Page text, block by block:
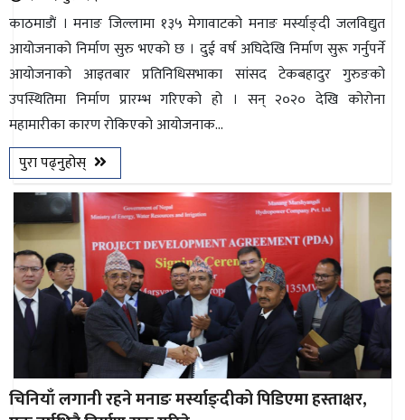
काठमाडाैं । मनाङ जिल्लामा १३५ मेगावाटको मनाङ मर्स्याङ्दी जलविद्युत
आयोजनाको निर्माण सुरु भएको छ । दुई वर्ष अघिदेखि निर्माण सुरू गर्नुपर्ने
आयाेजनाकाे आइतबार प्रतिनिधिसभाका सांसद टेकबहादुर गुरुङको
उपस्थितिमा निर्माण प्रारम्भ गरिएको हो । सन् २०२० देखि कोरोना
महामारीका कारण रोकिएको आयोजनाक...
पुरा पढ्नुहोस्
चिनियाँ लगानी रहने मनाङ मर्स्याङ्दीको पिडिएमा हस्ताक्षर,